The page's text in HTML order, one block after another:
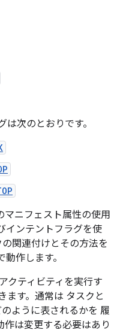
次のとおりです。
マニフェスト属性の使用
インテントフラグを使
関連付けとその方法を
作します。
クティビティを実行す
ます。通常は タスクと
ように表されるかを 履
は変更する必要はあり